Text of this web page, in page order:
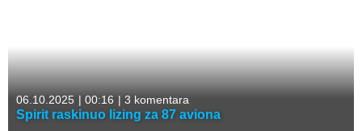
06.10.2025 | 00:16 | 3 komentara
Spirit raskinuo lizing za 87 aviona